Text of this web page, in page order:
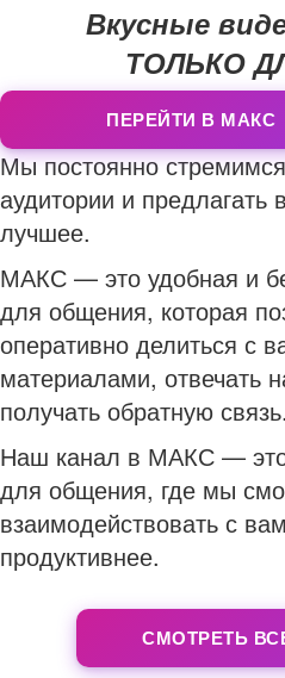
Вкусные
ТОЛЬКО
ПЕРЕЙТИ В МАКС
Мы постоянно
аудитории и предлагать
лучшее.
МАКС — это удобная и
для общения, которая
оперативно делиться с
материалами, отвечать
получать обратную связь.
Наш канал в МАКС — это
для общения, где мы
взаимодействовать с
продуктивнее.
СМОТРЕТЬ